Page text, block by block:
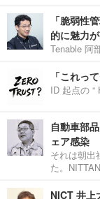
「脆弱性
的に魅力
Tenable 阿
「これっ
ID 起点の “
自動車部
ェア感染
それは朝出
た。
NICT 井上